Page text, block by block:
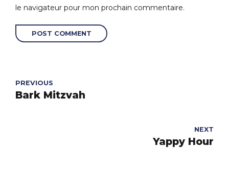
le navigateur pour mon prochain commentaire.
POST COMMENT
PREVIOUS
Bark Mitzvah
NEXT
Yappy Hour